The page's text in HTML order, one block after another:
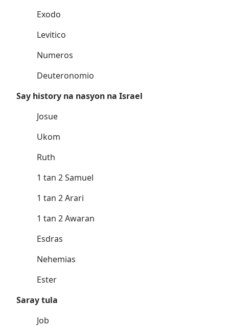
Exodo
Levitico
Numeros
Deuteronomio
Say history na nasyon na Israel
Josue
Ukom
Ruth
1 tan 2 Samuel
1 tan 2 Arari
1 tan 2 Awaran
Esdras
Nehemias
Ester
Saray tula
Job